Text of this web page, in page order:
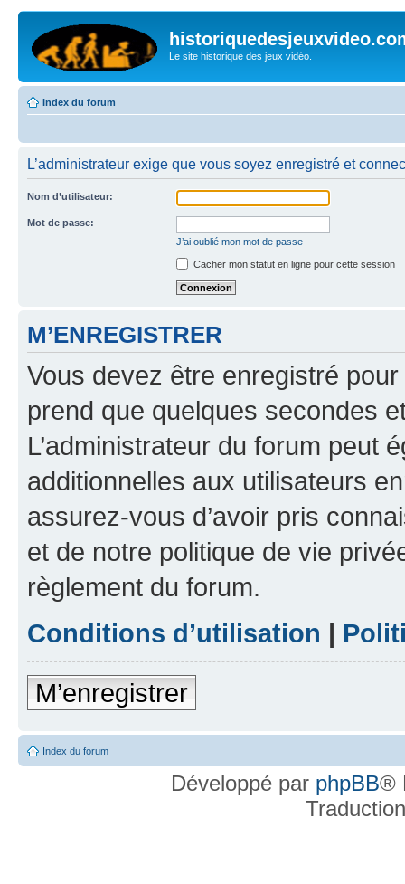
Le site historique des jeux vidéo.
Index du forum
L’administrateur exige que vous soyez enregistré et
Nom d’utilisateur:
Mot de passe:
J’ai oublié mon mot de passe
Cacher mon statut en ligne pour cette session
M’ENREGISTRER
Vous devez être enregistré
prend que quelques secondes
L’administrateur du forum peut
additionnelles aux utilisateurs
assurez-vous d’avoir pris
et de notre politique de vie
règlement du forum.
Conditions d’utilisation |
M’enregistrer
Index du forum
Développé par phpBB®